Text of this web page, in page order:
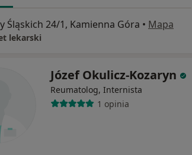
Śląskich 24/1, Kamienna Góra • Mapa
lekarski
Józef Okulicz-Kozaryn
Reumatolog, Internista
1 opinia